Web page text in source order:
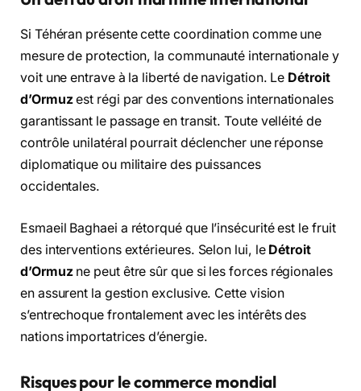
Si Téhéran présente cette coordination comme une
mesure de protection, la communauté internationale y
voit une entrave à la liberté de navigation. Le Détroit
d’Ormuzest régi par des conventions internationales
garantissant le passage en transit. Toute velléité de
contrôle unilatéral pourrait déclencher une réponse
diplomatique ou militaire des puissances
occidentales.
Esmaeil Baghaei a rétorqué que l’insécurité est le fruit
des interventions extérieures. Selon lui, le Détroit
d’Ormuzne peut être sûr que si les forces régionales
en assurent la gestion exclusive. Cette vision
s’entrechoque frontalement avec les intérêts des
nations importatrices d’énergie.
Risques pour le commerce mondial